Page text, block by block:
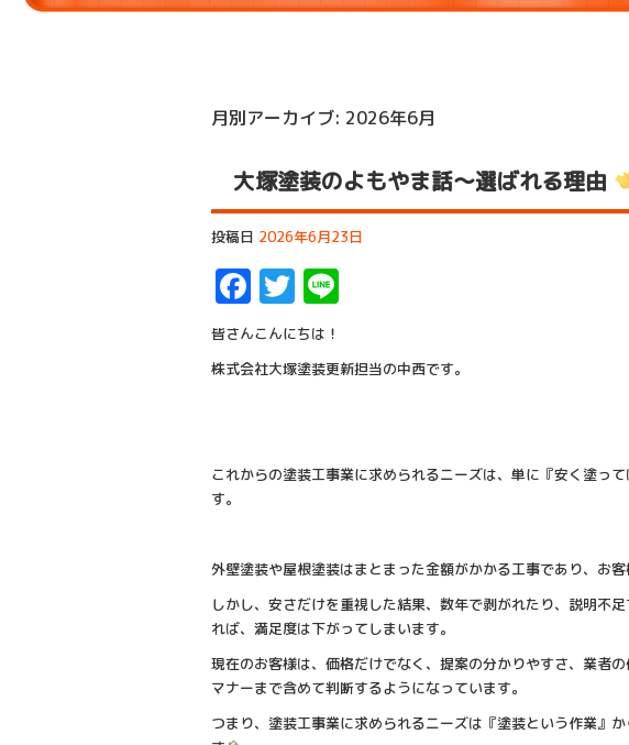
月別アーカイブ: 2026年6月
大塚塗装のよもやま話～選ばれる理由
投稿日 2026年6月23日
Facebook
Twitter
皆さんこんにちは！
株式会社大塚塗装更新担当の中西です。
これからの塗装工事業に求められるニーズは、単に『安く塗っ
す。
外壁塗装や屋根塗装はまとまった金額がかかる工事であり、お
しかし、安さだけを重視した結果、数年で剥がれたり、説明不
れば、満足度は下がってしまいます。
現在のお客様は、価格だけでなく、提案の分かりやすさ、業者
マナーまで含めて判断するようになっています。
つまり、塗装工事業に求められるニーズは『塗装という作業』